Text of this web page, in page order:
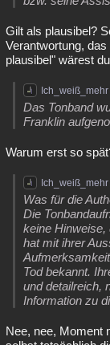
Gilt als plausibel?
Verantwortung,
plausibel" wärest
Das Tonband
Franklin
Warum erst so
Was für die
Die
keine
hat mit ihrer
Tod bekannt.
und detailreich,
Information zu
Nee, nee, Moment